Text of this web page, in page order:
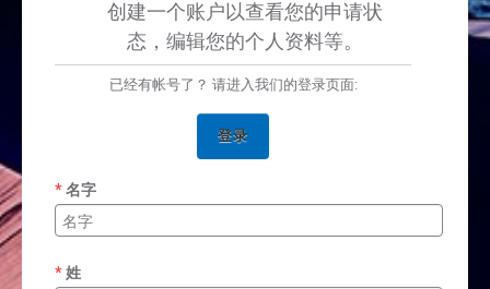
创建一个账户以查看您的申请状
态，编辑您的个人资料等。
已经有帐号了？ 请进入我们的登录页面:
登录
名字
姓